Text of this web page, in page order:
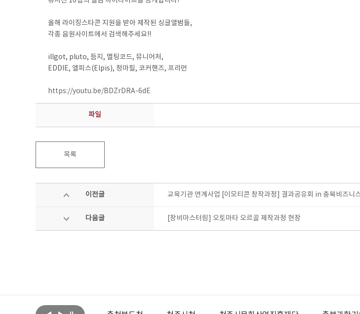
올해 라이징스타콘 지원을 받아 제작된 싱글앨범들,
각종 음원사이트에서 검색해주세요!!
illgot, pluto, 듬지, 멜팅코드, 뮤니어처,
EDDIE, 엘피스(Elpis), 정마필, 코커핸즈, 프리먼
https://youtu.be/BDZrDRA-6dE
파일
목록
이전글 교육기관 연계사업 [이모티콘 창작과정] 결과공유회 in 충북비즈니
다음글 [장비마스터링] 오토마타 오르골 제작과정 현장